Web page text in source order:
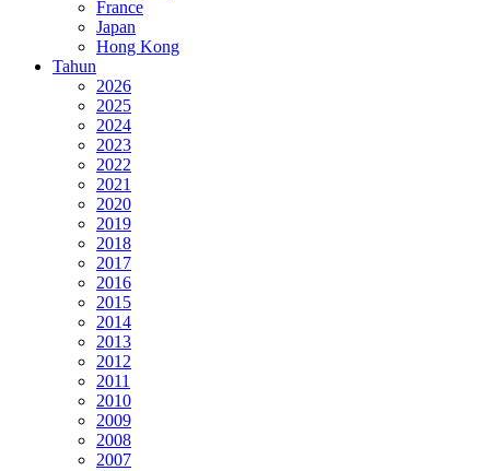
France
Japan
Hong Kong
Tahun
2026
2025
2024
2023
2022
2021
2020
2019
2018
2017
2016
2015
2014
2013
2012
2011
2010
2009
2008
2007